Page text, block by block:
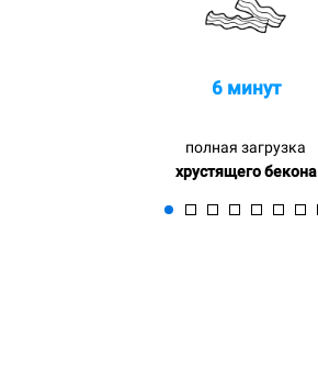
6 минут
полная загрузка
хрустящего бекона